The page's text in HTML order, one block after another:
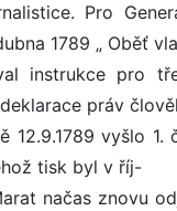
Pro
1789 „ Oběť
instrukce pro
práv
12.9.1789 vyšlo 1.
tisk byl v říj-
načas znovu